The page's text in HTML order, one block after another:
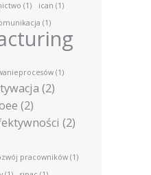
(1) ican (1)
(1)
(1)
(2)
(2)
(2)
pracowników (1)